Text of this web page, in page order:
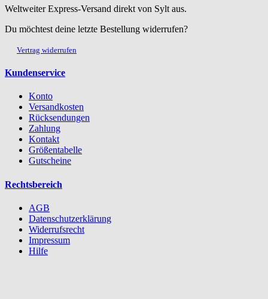
Weltweiter Express-Versand direkt von Sylt aus.
Du möchtest deine letzte Bestellung widerrufen?
Vertrag widerrufen
Kundenservice
Konto
Versandkosten
Rücksendungen
Zahlung
Kontakt
Größentabelle
Gutscheine
Rechtsbereich
AGB
Datenschutzerklärung
Widerrufsrecht
Impressum
Hilfe